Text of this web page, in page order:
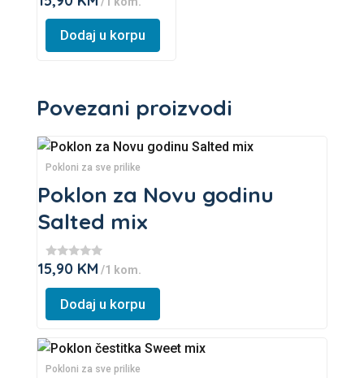
★
★
may
be
chosen
product
Dodaj u korpu
Povezani proizvodi
Pokloni za sve prilike
Poklon za Novu godinu
Salted mix
★
★
★
15,90 KM /1 kom.
This
product
has
variants.
The
options
may
be
chosen
on
Dodaj u korpu
Pokloni za sve prilike
This
product